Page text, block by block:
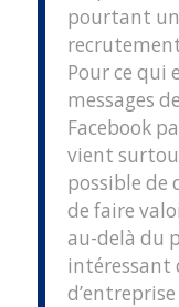
pourtant
Pour ce qui
messages
Facebook
vient
possible de
de faire
au-delà du
intéressant